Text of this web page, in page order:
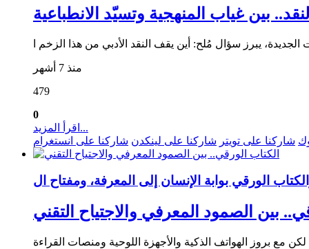
بين غياب المنهجية وتسيّد الانطباعية
منذ 7 أشهر
479
0
اقرأ المزيد...
شاركنا على تويتر شاركنا على لينكدن شاركنا على انستغرام
بين الصمود المعرفي والاجتياح التقني